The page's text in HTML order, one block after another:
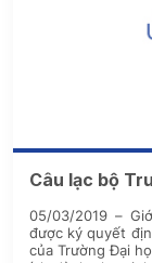
Câu lạc bộ
05/03/2019 –
được ký quyết
của Trường Đại